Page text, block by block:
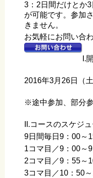
3：2日間だけとか
が可能です。参加
きません。
お気軽にお問い合
I.
2016年3月26日（
※途中参加、部分
II.コースのスケジ
9日間毎日9：00～
1コマ目／9：00～
2コマ目／9：55～
3コマ目／10：50